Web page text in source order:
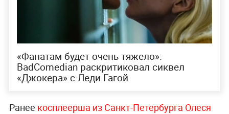
«Фанатам будет очень тяжело»:
BadComedian раскритиковал сиквел
«Джокера» с Леди Гагой
Ранее косплеерша из Санкт-Петербурга Олеся